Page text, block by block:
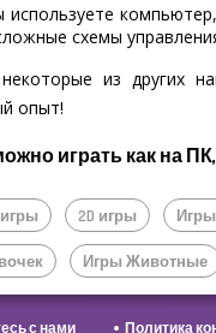
используете
схемы
из других
опыт!
играть как на
2D игры
Игры Животные
с нами Политика